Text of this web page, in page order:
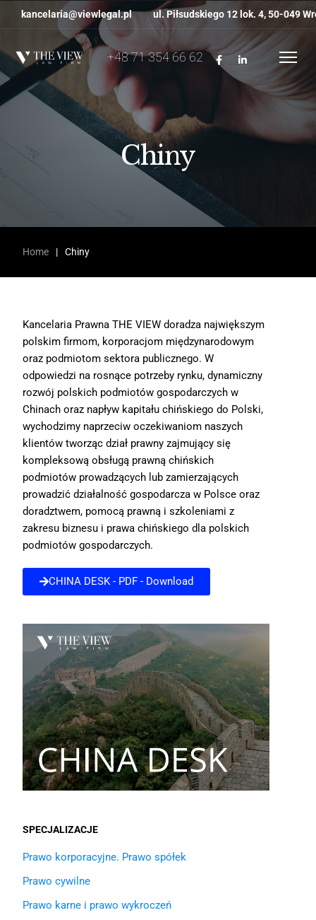
kancelaria@viewlegal.pl ul. Piłsudskiego 12 lok. 4, 50-049
+48 71 354 66 62
Chiny
Home | Chiny
Kancelaria Prawna THE VIEW doradza największym
polskim firmom, korporacjom międzynarodowym
oraz podmiotom sektora publicznego. W
odpowiedzi na rosnące potrzeby rynku, dynamiczny
rozwój polskich podmiotów gospodarczych w
Chinach oraz napływ kapitału chińskiego do Polski,
wychodzimy naprzeciw oczekiwaniom naszych
klientów tworząc dział prawny zajmujący się
kompleksową obsługą prawną chińskich
podmiotów prowadzących lub zamierzających
prowadzić działalność gospodarcza w Polsce oraz
doradztwem, pomocą prawną i szkoleniami z
zakresu biznesu i prawa chińskiego dla polskich
podmiotów gospodarczych.
CHINA DESK - PDF - Download
SPECJALIZACJE
Prawo korporacyjne. Prawo spółek
Prawo cywilne
Prawo karne i prawo wykroczeń